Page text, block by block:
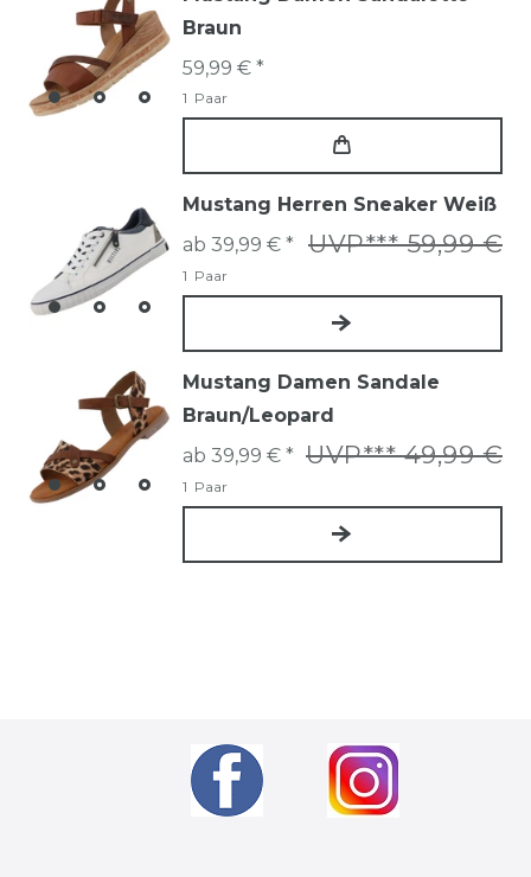
Braun
59,99 € *
1 Paar
Mustang Herren Sneaker Weiß
UVP*** 59,99 €
ab 39,99 € *
1 Paar
Mustang Damen Sandale
Braun/Leopard
UVP*** 49,99 €
ab 39,99 € *
1 Paar